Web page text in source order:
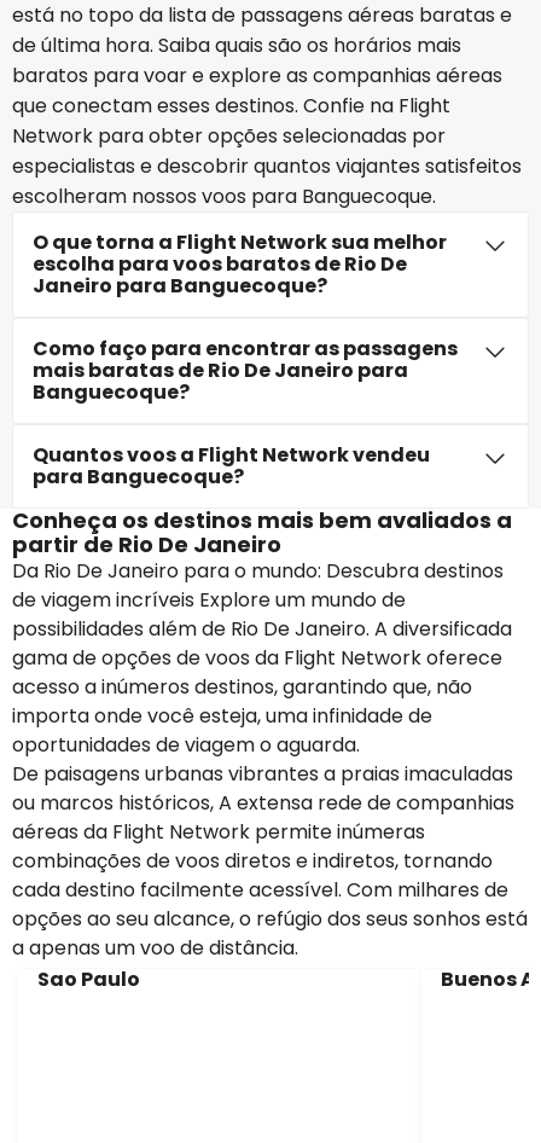
está no topo da lista de passagens aéreas baratas e
de última hora. Saiba quais são os horários mais
baratos para voar e explore as companhias aéreas
que conectam esses destinos. Confie na Flight
Network para obter opções selecionadas por
especialistas e descobrir quantos viajantes satisfeitos
escolheram nossos voos para Banguecoque.
O que torna a Flight Network sua melhor
escolha para voos baratos de Rio De
Janeiro para Banguecoque?
Como faço para encontrar as passagens
mais baratas de Rio De Janeiro para
Banguecoque?
Quantos voos a Flight Network vendeu
para Banguecoque?
Conheça os destinos mais bem avaliados a
partir de Rio De Janeiro
Da Rio De Janeiro para o mundo: Descubra destinos
de viagem incríveis Explore um mundo de
possibilidades além de Rio De Janeiro. A diversificada
gama de opções de voos da Flight Network oferece
acesso a inúmeros destinos, garantindo que, não
importa onde você esteja, uma infinidade de
oportunidades de viagem o aguarda.
De paisagens urbanas vibrantes a praias imaculadas
ou marcos históricos, A extensa rede de companhias
aéreas da Flight Network permite inúmeras
combinações de voos diretos e indiretos, tornando
cada destino facilmente acessível. Com milhares de
opções ao seu alcance, o refúgio dos seus sonhos está
a apenas um voo de distância.
Sao Paulo
Buenos